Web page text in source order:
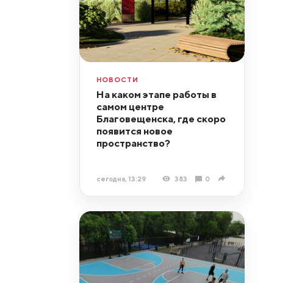
НОВОСТИ
На каком этапе работы в
самом центре
Благовещенска, где скоро
появится новое
пространство?
сегодня, 13:29 383 0